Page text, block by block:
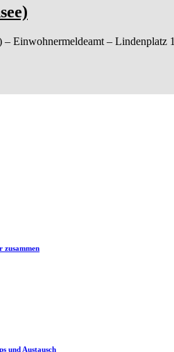
– Einwohnermeldeamt – Lindenplatz 1
zusammen
und Austausch